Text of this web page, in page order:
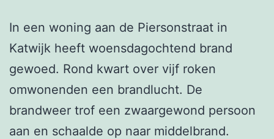
In een woning aan de Piersonstraat in
Katwijk heeft woensdagochtend brand
gewoed. Rond kwart over vijf roken
omwonenden een brandlucht. De
brandweer trof een zwaargewond persoon
aan en schaalde op naar middelbrand.